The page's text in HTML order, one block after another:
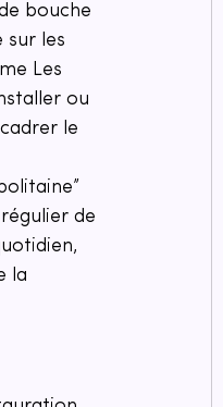
bouche
sur les
Les
ou
le
de
la